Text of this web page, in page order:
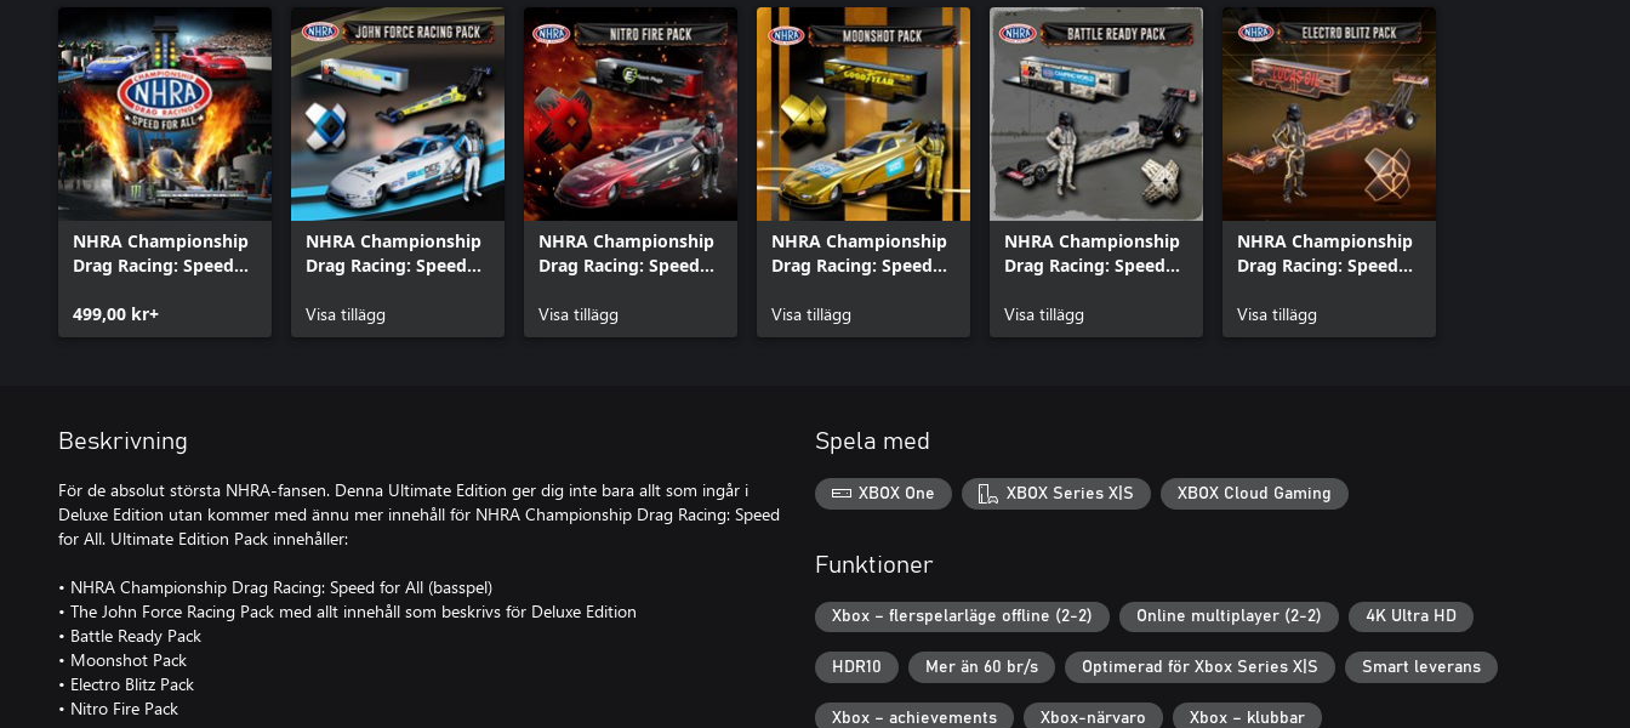
NHRA Championship
Drag Racing: Speed
499,00 kr+
NHRA Championship
Drag Racing: Speed
Racing Pack
Visa tillägg
NHRA Championship
Drag Racing: Speed
Pack
Visa tillägg
NHRA Championship
Drag Racing: Speed
Pack
Visa tillägg
NHRA Championship
Drag Racing: Speed
Pack
Visa tillägg
NHRA Championship
Drag Racing: Speed
Pack
Visa tillägg
Beskrivning
För de absolut största NHRA-fansen. Denna Ultimate Edition ger dig inte bara allt som ingår i
Deluxe Edition utan kommer med ännu mer innehåll för NHRA Championship Drag Racing: Speed
for All. Ultimate Edition Pack innehåller:
• NHRA Championship Drag Racing: Speed for All (basspel)
• The John Force Racing Pack med allt innehåll som beskrivs för Deluxe Edition
• Battle Ready Pack
• Moonshot Pack
• Electro Blitz Pack
• Nitro Fire Pack
Spela med
XBOX One XBOX Series X|S XBOX Cloud Gaming
Funktioner
Xbox – flerspelarläge offline (2-2) Online multiplayer (2-2) 4K Ultra HD
HDR10 Mer än 60 br/s Optimerad för Xbox Series X|S Smart leverans
Xbox – achievements Xbox-närvaro Xbox – klubbar